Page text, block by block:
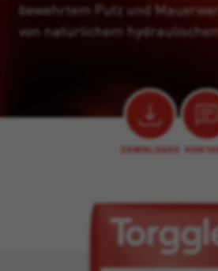
bewehrtem Putz und
von natürlichem
DOWNLOADS